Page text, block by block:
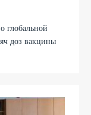
глобальной
доз вакцины